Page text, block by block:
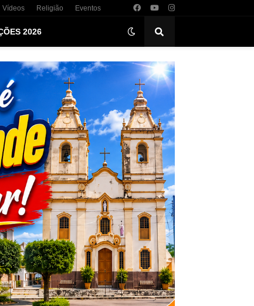
Vídeos Religião Eventos
2026